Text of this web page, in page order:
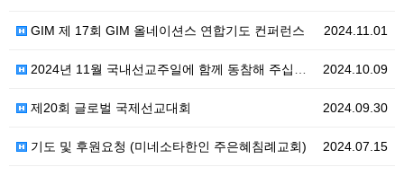
2024.11.01
GIM 제 17회 GIM 올네이션스 연합기도 컨퍼런스
2024.10.09
2024년 11월 국내선교주일에 함께 동참해 주십시오
2024.09.30
제20회 글로벌 국제선교대회
2024.07.15
기도 및 후원요청 (미네소타한인 주은혜침례교회)